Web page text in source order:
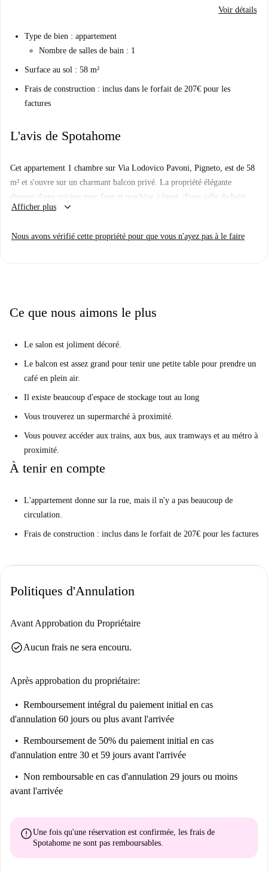
Voir détails
Type de bien : appartement
Nombre de salles de bain : 1
Surface au sol : 58 m²
Frais de construction : inclus dans le forfait de 207€ pour les
factures
L'avis de Spotahome
Cet appartement 1 chambre sur Via Lodovico Pavoni, Pigneto, est de 58
m² et s'ouvre sur un charmant balcon privé. La propriété élégante
dispose d'une cuisine avec four et machine à laver, d'une salle de bain
carrelée et d'un salon avec canapé et télévision.
Afficher plus keyboard_arrow_down
Nous avons vérifié cette propriété pour que vous n'ayez pas à le faire
Ce que nous aimons le plus
Le salon est joliment décoré.
Le balcon est assez grand pour tenir une petite table pour prendre un
café en plein air.
Il existe beaucoup d'espace de stockage tout au long
Vous trouverez un supermarché à proximité.
Vous pouvez accéder aux trains, aux bus, aux tramways et au métro à
proximité.
À tenir en compte
L'appartement donne sur la rue, mais il n'y a pas beaucoup de
circulation.
Frais de construction : inclus dans le forfait de 207€ pour les factures
Politiques d'Annulation
Avant Approbation du Propriétaire
check_circleAucun frais ne sera encouru.
Après approbation du propriétaire:
Remboursement intégral du paiement initial en cas
d'annulation 60 jours ou plus avant l'arrivée
Remboursement de 50% du paiement initial en cas
d'annulation entre 30 et 59 jours avant l'arrivée
Non remboursable en cas d'annulation 29 jours ou moins
avant l'arrivée
errorUne fois qu'une réservation est confirmée, les frais de
Spotahome ne sont pas remboursables.